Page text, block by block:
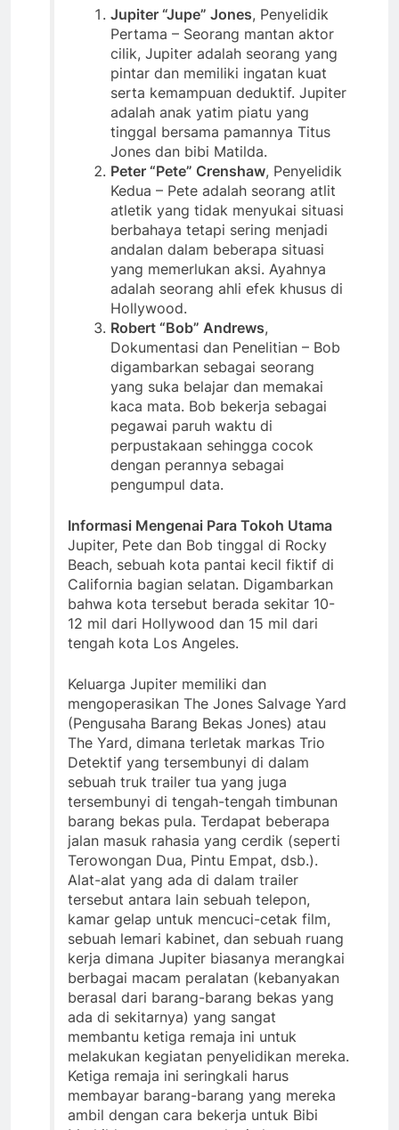
Jupiter “Jupe” Jones, Penyelidik
Pertama – Seorang mantan aktor
cilik, Jupiter adalah seorang yang
pintar dan memiliki ingatan kuat
serta kemampuan deduktif. Jupiter
adalah anak yatim piatu yang
tinggal bersama pamannya Titus
Jones dan bibi Matilda.
Peter “Pete” Crenshaw, Penyelidik
Kedua – Pete adalah seorang atlit
atletik yang tidak menyukai situasi
berbahaya tetapi sering menjadi
andalan dalam beberapa situasi
yang memerlukan aksi. Ayahnya
adalah seorang ahli efek khusus di
Hollywood.
Robert “Bob” Andrews,
Dokumentasi dan Penelitian – Bob
digambarkan sebagai seorang
yang suka belajar dan memakai
kaca mata. Bob bekerja sebagai
pegawai paruh waktu di
perpustakaan sehingga cocok
dengan perannya sebagai
pengumpul data.
Informasi Mengenai Para Tokoh Utama
Jupiter, Pete dan Bob tinggal di Rocky
Beach, sebuah kota pantai kecil fiktif di
California bagian selatan. Digambarkan
bahwa kota tersebut berada sekitar 10-
12 mil dari Hollywood dan 15 mil dari
tengah kota Los Angeles.
Keluarga Jupiter memiliki dan
mengoperasikan The Jones Salvage Yard
(Pengusaha Barang Bekas Jones) atau
The Yard, dimana terletak markas Trio
Detektif yang tersembunyi di dalam
sebuah truk trailer tua yang juga
tersembunyi di tengah-tengah timbunan
barang bekas pula. Terdapat beberapa
jalan masuk rahasia yang cerdik (seperti
Terowongan Dua, Pintu Empat, dsb.).
Alat-alat yang ada di dalam trailer
tersebut antara lain sebuah telepon,
kamar gelap untuk mencuci-cetak film,
sebuah lemari kabinet, dan sebuah ruang
kerja dimana Jupiter biasanya merangkai
berbagai macam peralatan (kebanyakan
berasal dari barang-barang bekas yang
ada di sekitarnya) yang sangat
membantu ketiga remaja ini untuk
melakukan kegiatan penyelidikan mereka.
Ketiga remaja ini seringkali harus
membayar barang-barang yang mereka
ambil dengan cara bekerja untuk Bibi